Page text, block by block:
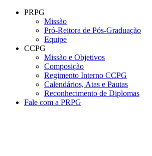
Conteúdo principal
PRPG
Missão
Pró-Reitora de Pós-Graduação
Equipe
CCPG
Missão e Objetivos
Composição
Regimento Interno CCPG
Calendários, Atas e Pautas
Reconhecimento de Diplomas
Fale com a PRPG